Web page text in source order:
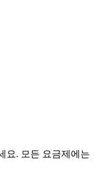
요. 모든 요금제에는